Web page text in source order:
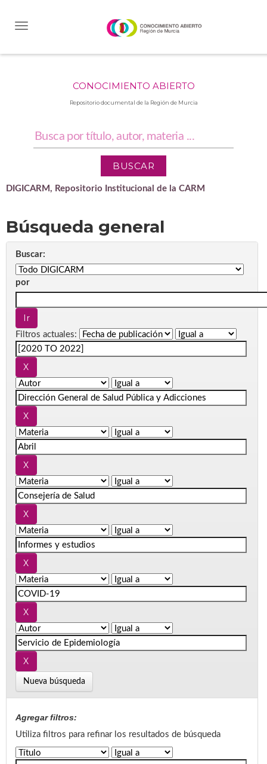
CONOCIMIENTO ABIERTO
Repositorio documental de la Región de Murcia
DIGICARM, Repositorio Institucional de la CARM
Búsqueda general
Buscar:
por
Filtros actuales:
Nueva búsqueda
Agregar filtros:
Utiliza filtros para refinar los resultados de búsqueda